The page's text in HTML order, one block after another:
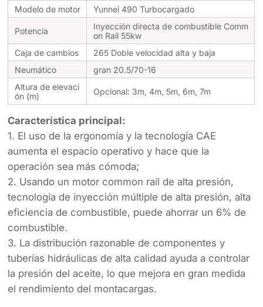
Modelo de motor
Yunnei 490 Turbocargado
Potencia
Inyección directa de combustible Comm
on Rail 55kw
Caja de cambios
265 Doble velocidad alta y baja
Neumático
gran 20.5/70-16
Altura de elevaci
ón (m)
Opcional: 3m, 4m, 5m, 6m, 7m
Característica principal:
1. El uso de la ergonomía y la tecnología CAE
aumenta el espacio operativo y hace que la
operación sea más cómoda;
2. Usando un motor common rail de alta presión,
tecnología de inyección múltiple de alta presión, alta
eficiencia de combustible, puede ahorrar un 6% de
combustible.
3. La distribución razonable de componentes y
tuberías hidráulicas de alta calidad ayuda a controlar
la presión del aceite, lo que mejora en gran medida
el rendimiento del montacargas.